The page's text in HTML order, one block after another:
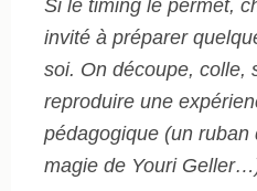
Si le timing le permet,
invité à préparer
soi. On découpe,
reproduire une
pédagogique (un
magie de Youri